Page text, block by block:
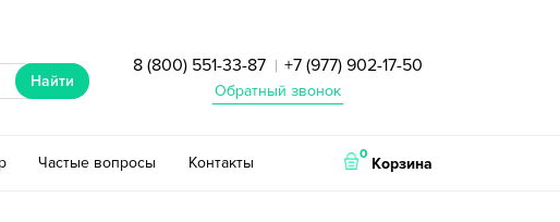
Найти
8 (800) 551-33-87 | +7 (977) 902-17-50
Обратный звонок
Частые вопросы Контакты 0
Корзина